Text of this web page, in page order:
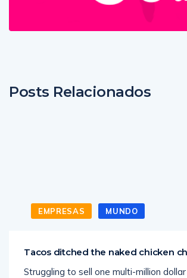
Posts Relacionados
EMPRESAS MUNDO
Tacos ditched the naked chicken
Struggling to sell one multi-million